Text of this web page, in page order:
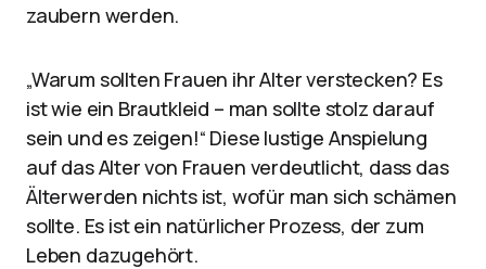
zaubern werden.
„Warum sollten Frauen ihr Alter verstecken? Es
ist wie ein Brautkleid – man sollte stolz darauf
sein und es zeigen!“ Diese lustige Anspielung
auf das Alter von Frauen verdeutlicht, dass das
Älterwerden nichts ist, wofür man sich schämen
sollte. Es ist ein natürlicher Prozess, der zum
Leben dazugehört.